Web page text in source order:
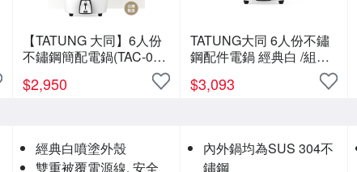
【TATUNG 大同】6人份
不鏽鋼簡配電鍋(TAC-06L-
$2,950
TATUNG大同 6人份不鏽
鋼配件電鍋 經典白 /組
$3,093
經典白噴塗外殼
雙重被覆電源線. 安全
內外鍋均為SUS 304不
鏽鋼